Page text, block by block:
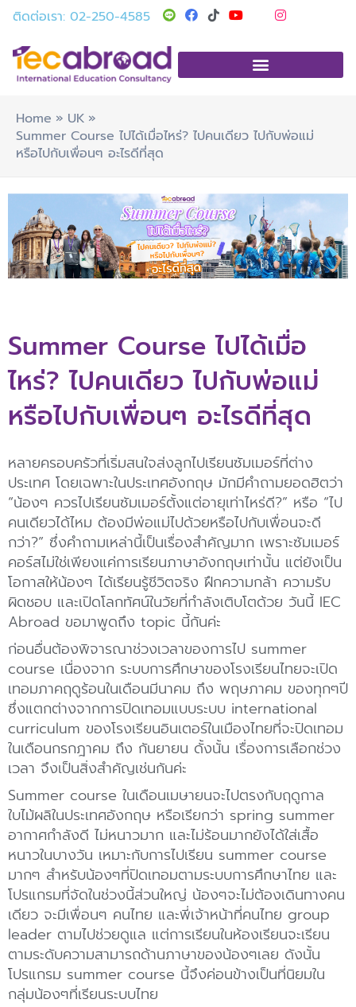
Skip
content
ติดต่อเรา: 02-250-4585 T
i
t
k
Y
o
t
b
I
n
t
g
Home
UK
Summer Course ไปได้เมื่อไหร่? ไปคนเดียว ไปกับพ่อแม่
หรือไปกับเพื่อนๆ อะไรดีที่สุด
Summer Course ไปได้เมื่อ
ไหร่? ไปคนเดียว ไปกับพ่อแม่
หรือไปกับเพื่อนๆ อะไรดีที่สุด
หลายครอบครัวที่เริ่มสนใจส่งลูกไปเรียนซัมเมอร์ที่ต่าง
ประเทศ โดยเฉพาะในประเทศอังกฤษ มักมีคำถามยอดฮิตว่า
“น้องๆ ควรไปเรียนซัมเมอร์ตั้งแต่อายุเท่าไหร่ดี?” หรือ “ไป
คนเดียวได้ไหม ต้องมีพ่อแม่ไปด้วยหรือไปกับเพื่อนจะดี
กว่า?” ซึ่งคำถามเหล่านี้เป็นเรื่องสำคัญมาก เพราะซัมเมอร์
คอร์สไม่ใช่เพียงแค่การเรียนภาษาอังกฤษเท่านั้น แต่ยังเป็น
โอกาสให้น้องๆ ได้เรียนรู้ชีวิตจริง ฝึกความกล้า ความรับ
ผิดชอบ และเปิดโลกทัศน์ในวัยที่กำลังเติบโตด้วย วันนี้ IEC
Abroad ขอมาพูดถึง topic นี้กันค่ะ
ก่อนอื่นต้องพิจารณาช่วงเวลาของการไป summer
course เนื่องจาก ระบบการศึกษาของโรงเรียนไทยจะเปิด
เทอมภาคฤดูร้อนในเดือนมีนาคม ถึง พฤษภาคม ของทุกๆปี
ซึ่งแตกต่างจากการปิดเทอมแบบระบบ international
curriculum ของโรงเรียนอินเตอร์ในเมืองไทยที่จะปิดเทอม
ในเดือนกรกฎาคม ถึง กันยายน ดั้งนั้น เรื่องการเลือกช่วง
เวลา จึงเป็นสิ่งสำคัญเช่นกันค่ะ
Summer course ในเดือนเมษายนจะไปตรงกับฤดูกาล
ใบไม้ผลิในประเทศอังกฤษ หรือเรียกว่า spring summer
อากาศกำลังดี ไม่หนาวมาก และไม่ร้อนมากยังได้ใส่เสื้อ
หนาวในบางวัน เหมาะกับการไปเรียน summer course
มากๆ สำหรับน้องๆที่ปิดเทอมตามระบบการศึกษาไทย และ
โปรแกรมที่จัดในช่วงนี้ส่วนใหญ่ น้องๆจะไม่ต้องเดินทางคน
เดียว จะมีเพื่อนๆ คนไทย และพี่เจ้าหน้าที่คนไทย group
leader ตามไปช่วยดูแล แต่การเรียนในห้องเรียนจะเรียน
ตามระดับความสามารถด้านภาษาของน้องๆเลย ดังนั้น
โปรแกรม summer course นี้จึงค่อนข้างเป็นที่นิยมใน
กลุ่มน้องๆที่เรียนระบบไทย